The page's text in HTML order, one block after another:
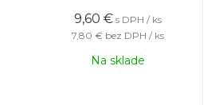
9,60 € s DPH / ks
7,80 € bez DPH / ks
Na sklade